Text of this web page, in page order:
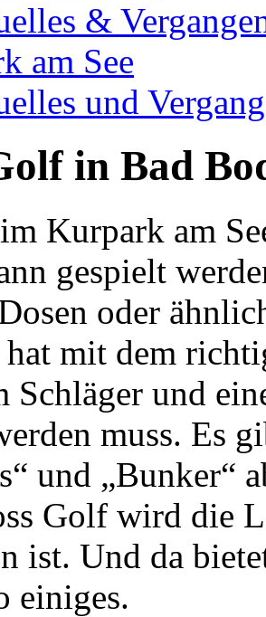
&
am See
und
in Bad
Kurpark am
gespielt
oder
mit dem
Schläger und
muss. Es
und „Bunker“
Golf wird die
ist. Und da
einiges.